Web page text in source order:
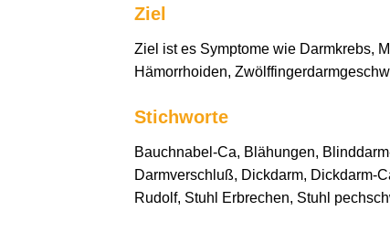
Ziel
Ziel ist es Symptome wie Darmkrebs,
Hämorrhoiden,
Stichworte
Bauchnabel-Ca, Blähungen,
Darmverschluß, Dickdarm, Dickdarm-
Rudolf, Stuhl Erbrechen, Stuhl